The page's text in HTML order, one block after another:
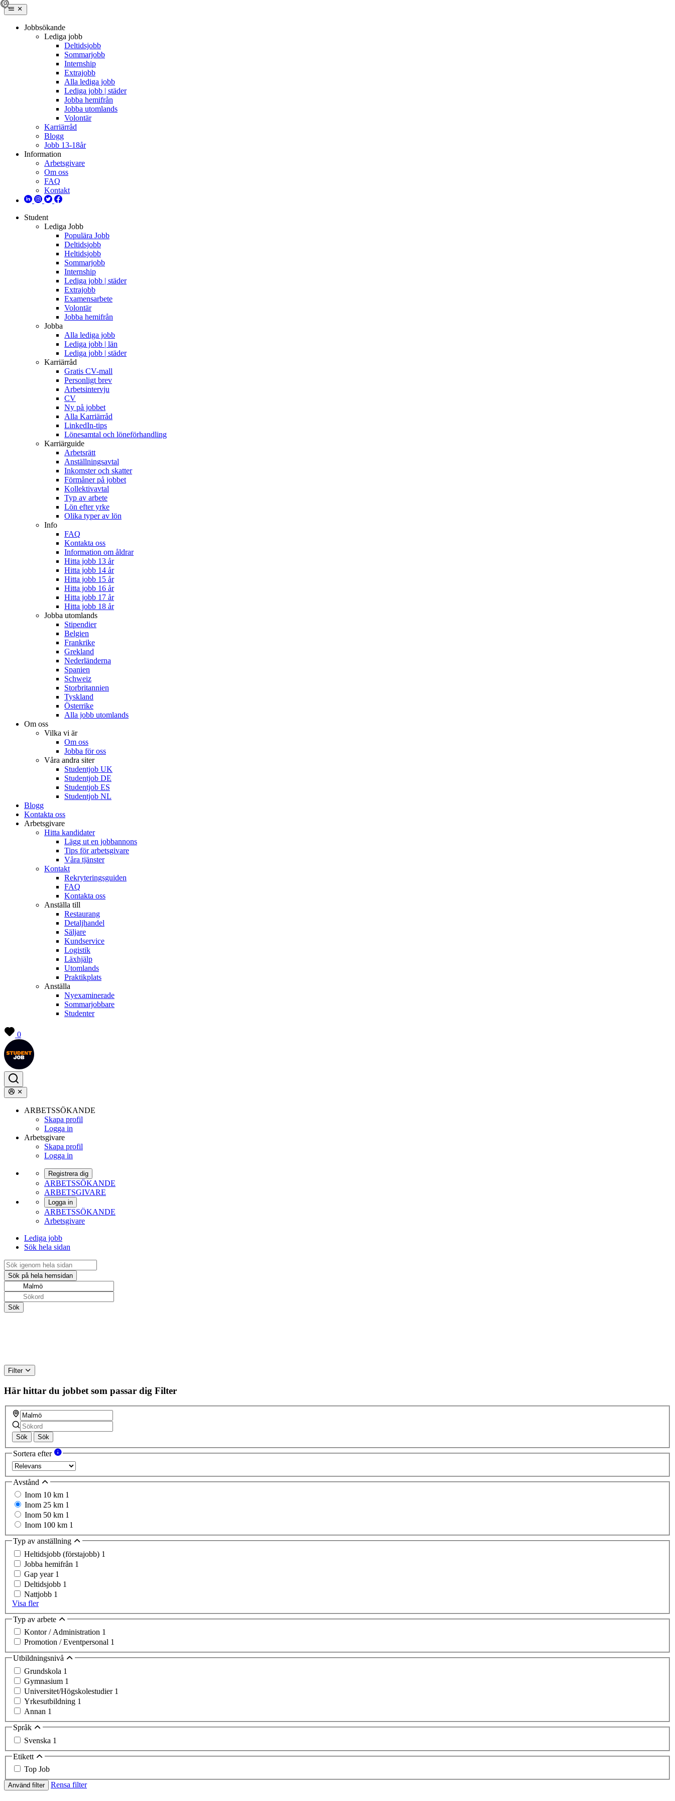
Jobbsökande
Lediga jobb
Deltidsjobb
Sommarjobb
Internship
Extrajobb
Alla lediga jobb
Lediga jobb | städer
Jobba hemifrån
Jobba utomlands
Volontär
Karriärråd
Blogg
Jobb 13-18år
Information
Arbetsgivare
Om oss
FAQ
Kontakt
Student
Lediga Jobb
Populära Jobb
Deltidsjobb
Heltidsjobb
Sommarjobb
Internship
Lediga jobb | städer
Extrajobb
Examensarbete
Volontär
Jobba hemifrån
Jobba
Alla lediga jobb
Lediga jobb | län
Lediga jobb | städer
Karriärråd
Gratis CV-mall
Personligt brev
Arbetsintervju
CV
Ny på jobbet
Alla Karriärråd
LinkedIn-tips
Lönesamtal och löneförhandling
Karriärguide
Arbetsrätt
Anställningsavtal
Inkomster och skatter
Förmåner på jobbet
Kollektivavtal
Typ av arbete
Lön efter yrke
Olika typer av lön
Info
FAQ
Kontakta oss
Information om åldrar
Hitta jobb 13 år
Hitta jobb 14 år
Hitta jobb 15 år
Hitta jobb 16 år
Hitta jobb 17 år
Hitta jobb 18 år
Jobba utomlands
Stipendier
Belgien
Frankrike
Grekland
Nederländerna
Spanien
Schweiz
Storbritannien
Tyskland
Österrike
Alla jobb utomlands
Om oss
Vilka vi är
Om oss
Jobba för oss
Våra andra siter
Studentjob UK
Studentjob DE
Studentjob ES
Studentjob NL
Blogg
Kontakta oss
Arbetsgivare
Hitta kandidater
Lägg ut en jobbannons
Tips för arbetsgivare
Våra tjänster
Kontakt
Rekryteringsguiden
FAQ
Kontakta oss
Anställa till
Restaurang
Detaljhandel
Säljare
Kundservice
Logistik
Läxhjälp
Utomlands
Praktikplats
Anställa
Nyexaminerade
Sommarjobbare
Studenter
0
ARBETSSÖKANDE
Skapa profil
Logga in
Arbetsgivare
Skapa profil
Logga in
Registrera dig
ARBETSSÖKANDE
ARBETSGIVARE
Logga in
ARBETSSÖKANDE
Arbetsgivare
Lediga jobb
Sök hela sidan
Filter
Här hittar du jobbet som passar dig Filter
Sök Sök
Sortera efter
Avstånd
Inom 10 km 1
Inom 25 km 1
Inom 50 km 1
Inom 100 km 1
Typ av anställning
Heltidsjobb (förstajobb) 1
Jobba hemifrån 1
Gap year 1
Deltidsjobb 1
Nattjobb 1
Visa fler
Typ av arbete
Kontor / Administration 1
Promotion / Eventpersonal 1
Utbildningsnivå
Grundskola 1
Gymnasium 1
Universitet/Högskolestudier 1
Yrkesutbildning 1
Annan 1
Språk
Svenska 1
Etikett
Top Job
Använd filter Rensa filter